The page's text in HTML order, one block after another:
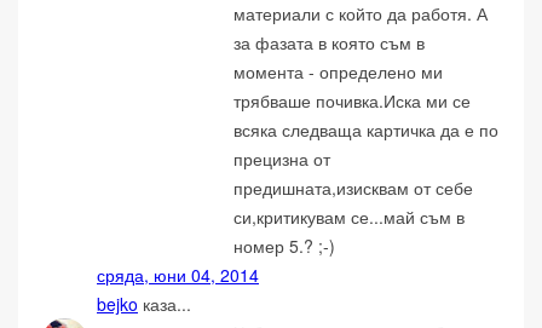
материали с който да работя. А
за фазата в която съм в
момента - определено ми
трябваше почивка.Иска ми се
всяка следваща картичка да е по
прецизна от
предишната,изисквам от себе
си,критикувам се...май съм в
номер 5.? ;-)
сряда, юни 04, 2014
bejko каза...